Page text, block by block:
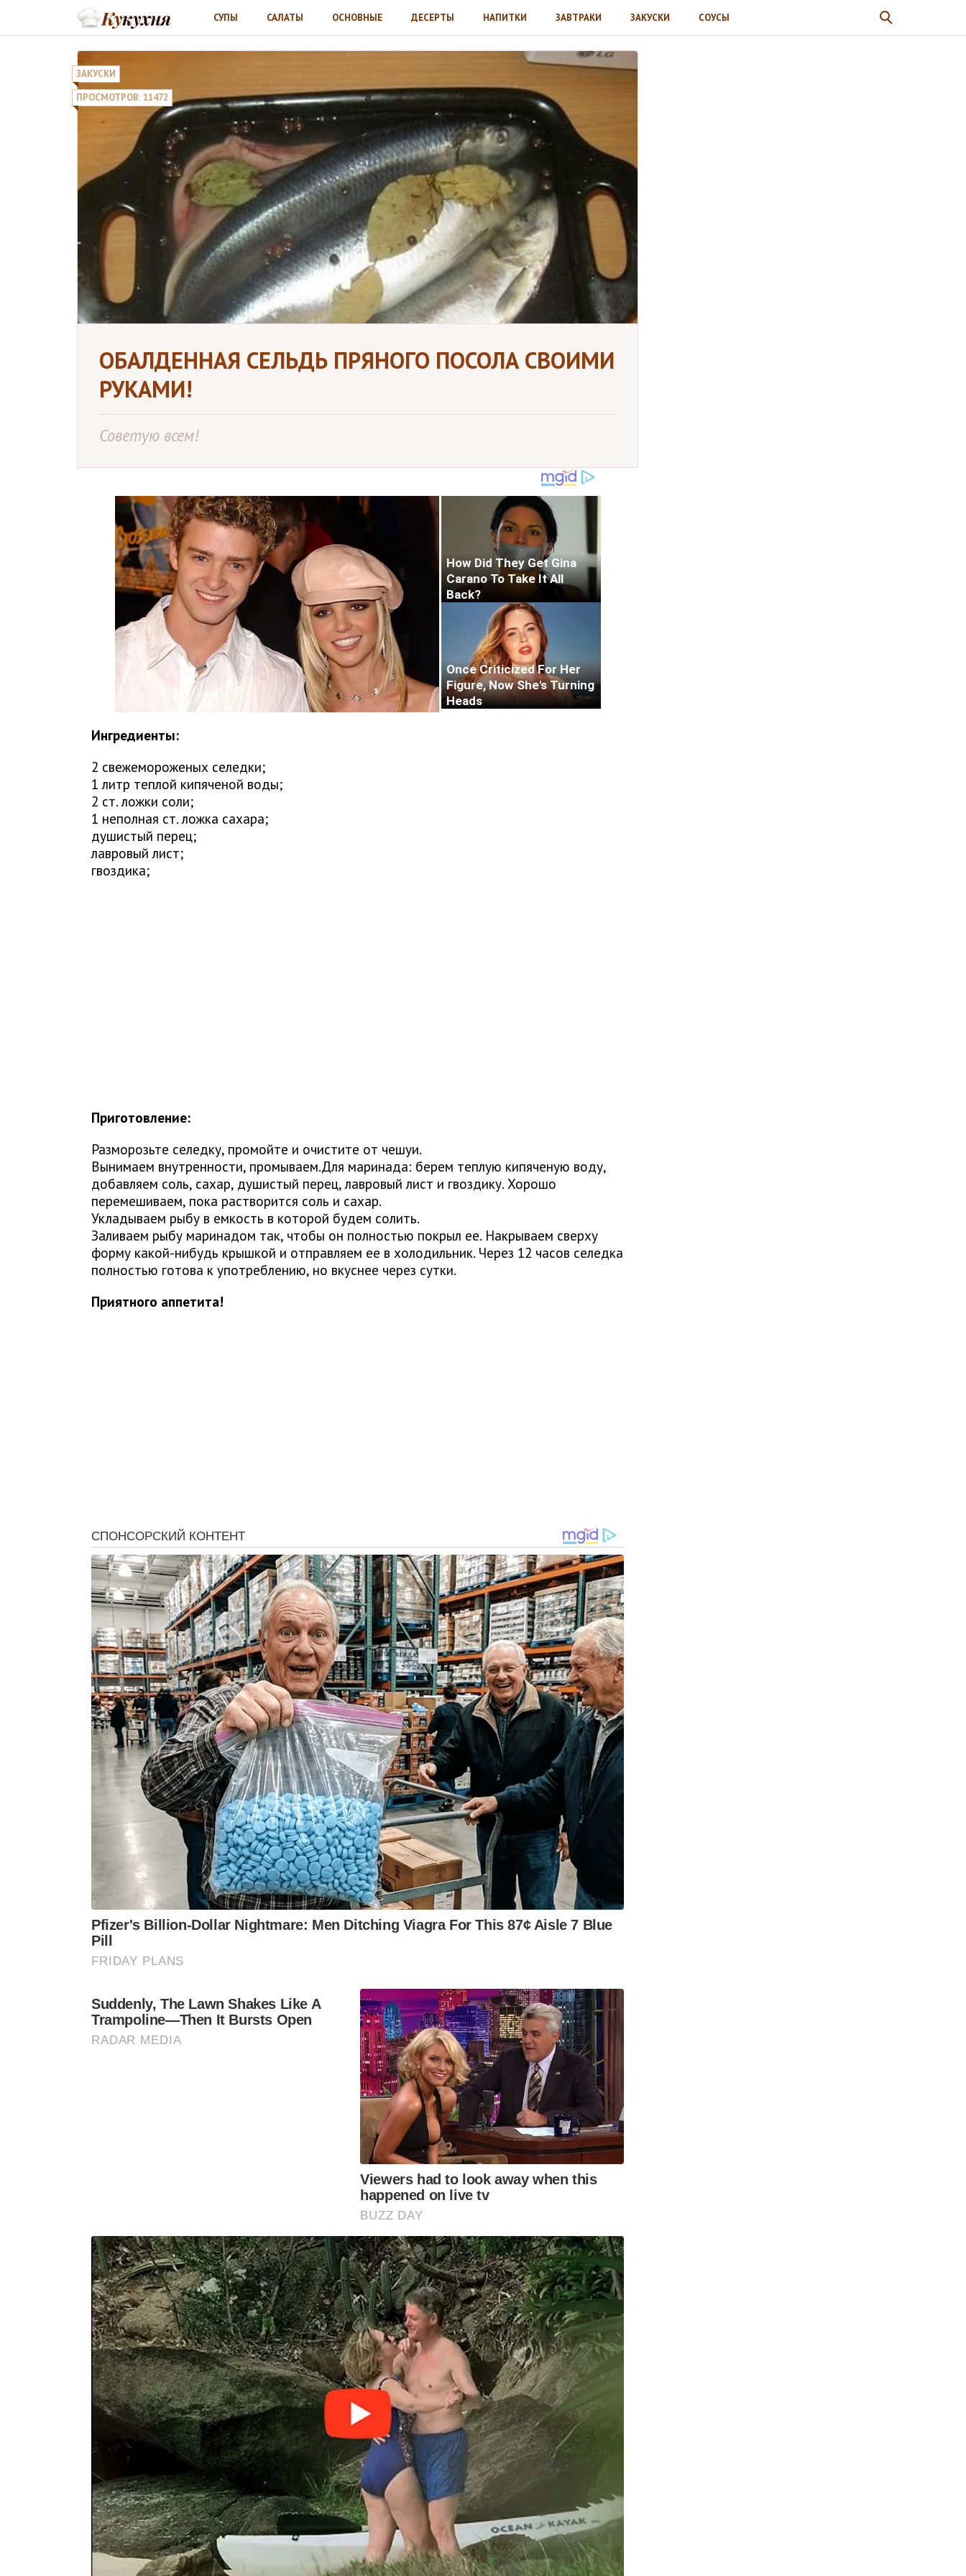
СУПЫ САЛАТЫ ОСНОВНЫЕ ДЕСЕРТЫ НАПИТКИ ЗАВТРАКИ ЗАКУСКИ СОУСЫ
ЗАКУСКИ
ПРОСМОТРОВ: 11472
ОБАЛДЕННАЯ СЕЛЬДЬ ПРЯНОГО ПОСОЛА СВОИМИ
РУКАМИ!
Советую всем!
Ингредиенты:
2 свежемороженых селедки;
1 литр теплой кипяченой воды;
2 ст. ложки соли;
1 неполная ст. ложка сахара;
душистый перец;
лавровый лист;
гвоздика;
Приготовление:
Разморозьте селедку, промойте и очистите от чешуи.
Вынимаем внутренности, промываем.Для маринада: берем теплую кипяченую воду,
добавляем соль, сахар, душистый перец, лавровый лист и гвоздику. Хорошо
перемешиваем, пока растворится соль и сахар.
Укладываем рыбу в емкость в которой будем солить.
Заливаем рыбу маринадом так, чтобы он полностью покрыл ее. Накрываем сверху
форму какой-нибудь крышкой и отправляем ее в холодильник. Через 12 часов селедка
полностью готова к употреблению, но вкуснее через сутки.
Приятного аппетита!